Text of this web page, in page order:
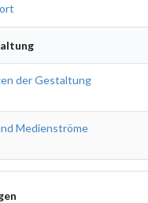
der Gestaltung
Medienströme